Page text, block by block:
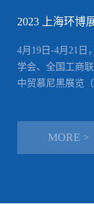
2023 上海环博
4月19日-4月21日
学会、全国工商
中贸慕尼黑展览
MORE >